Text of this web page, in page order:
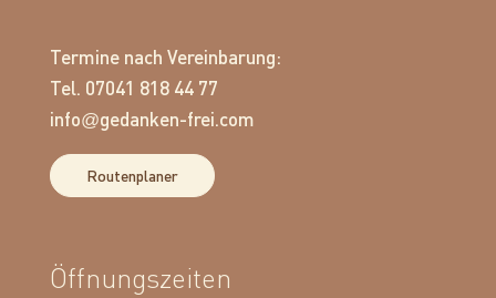
Termine nach Vereinbarung:
Tel. 07041 818 44 77
info@gedanken-frei.com
Routenplaner
Öffnungszeiten